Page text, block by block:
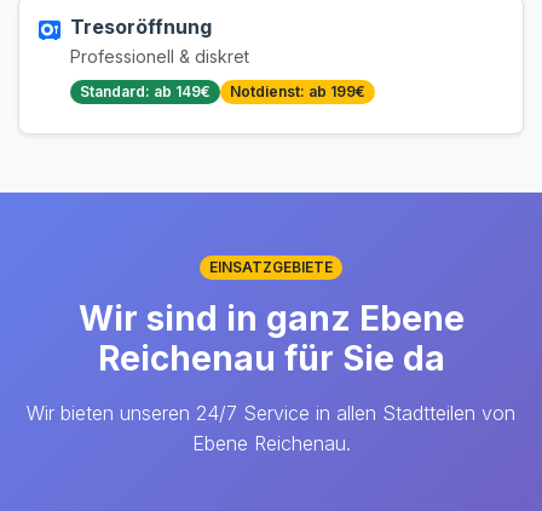
Tresoröffnung
Professionell & diskret
Standard: ab 149€ Notdienst: ab 199€
EINSATZGEBIETE
Wir sind in ganz Ebene
Reichenau für Sie da
Wir bieten unseren 24/7 Service in allen Stadtteilen von
Ebene Reichenau.